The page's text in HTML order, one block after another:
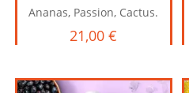
Ananas, Passion, Cactus.
21,00€